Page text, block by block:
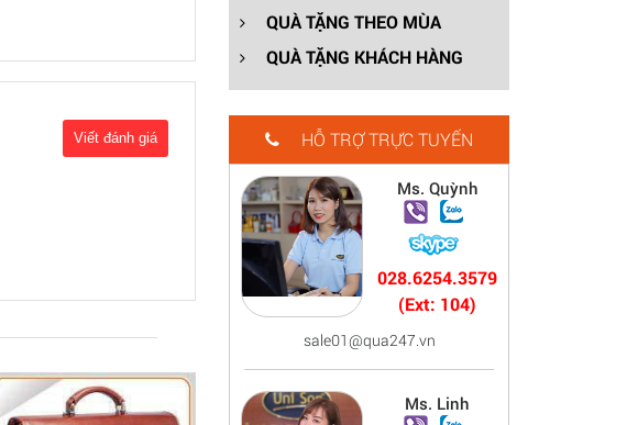
QUÀ TẶNG THEO MÙA
QUÀ TẶNG KHÁCH HÀNG
HỖ TRỢ TRỰC TUYẾN
Ms. Quỳnh
028.6254.3579
(Ext: 104)
sale01@qua247.vn
Ms. Linh